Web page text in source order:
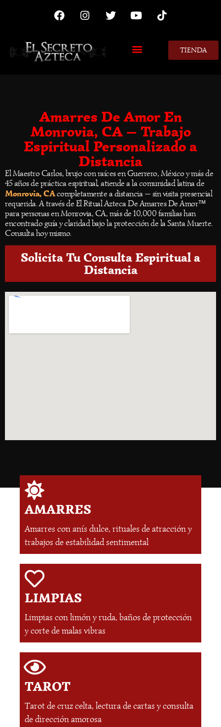
TIENDA
Amarres De Amor En
Monrovia, CA — Trabajo
Espiritual Personalizado a
Distancia
El Maestro Carlos, brujo con raíces en Guerrero, México y más de
45 años de práctica espiritual, atiende a la comunidad latina de
Monrovia, CAcompletamente a distancia — sin visita presencial
requerida. A través de El Ritual Azteca De Amarres De Amor™
para personas en Monrovia, CA, más de 10,000 familias han
encontrado guía y claridad bajo la protección de la Santa Muerte.
Consulta hoy mismo.
Solicita Tu Consulta Espiritual a
Distancia
AMARRES
Amarres con anís dulce, rituales de atracción y
trabajos de estabilidad sentimental
LIMPIAS
Limpias con limón y ruda, baños de protección
y corte de malas vibras
TAROT
Tarot de cruz celta, lectura de cartas y consulta
de dirección amorosa